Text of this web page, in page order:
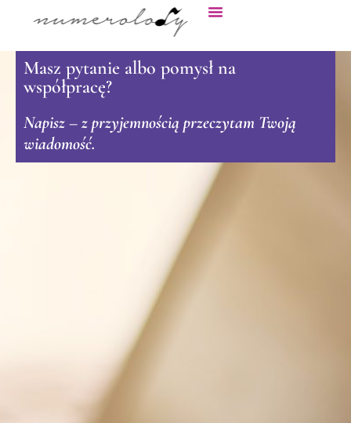
Masz pytanie albo pomysł na
współpracę?
Napisz – z przyjemnością przeczytam Twoją
wiadomość.